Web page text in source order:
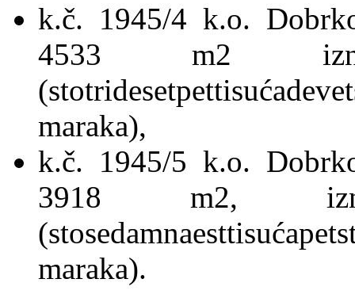
k.č. 1945/4 k.o.
4533 m2
maraka),
k.č. 1945/5 k.o.
3918 m2,
maraka).